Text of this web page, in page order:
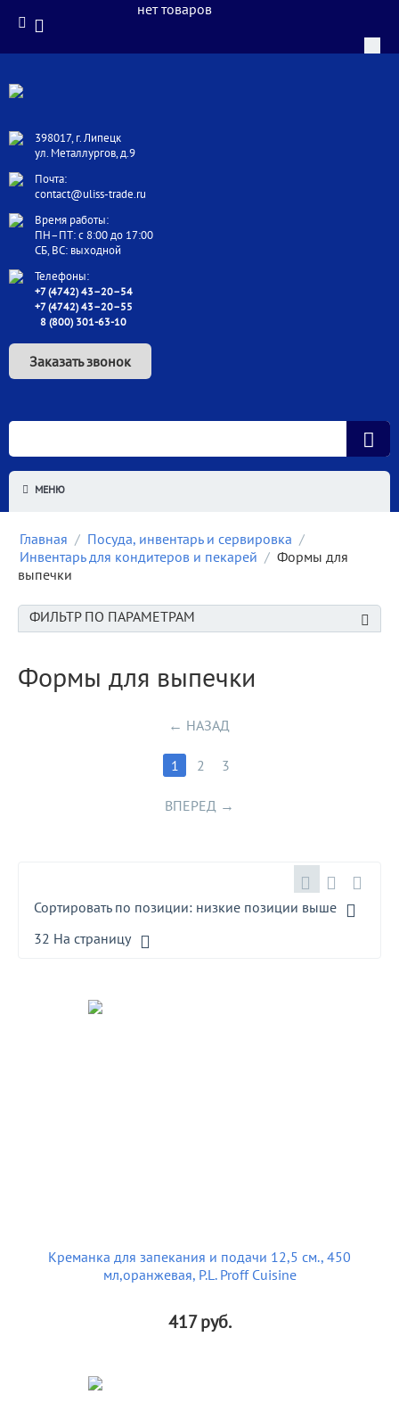
398017, г. Липецк
ул. Металлургов, д.9
Почта:
contact@uliss-trade.ru
Время работы:
ПН–ПТ: с 8:00 до 17:00
СБ, ВС: выходной
Телефоны:
+7 (4742) 43–20–54
+7 (4742) 43–20–55
8 (800) 301-63-10
Заказать звонок
нет товаров
МЕНЮ
Главная / Посуда, инвентарь и сервировка /
Инвентарь для кондитеров и пекарей / Формы для
выпечки
ФИЛЬТР ПО ПАРАМЕТРАМ
Формы для выпечки
НАЗАД
1 2 3
ВПЕРЕД
Сортировать по позиции: низкие позиции выше
32 На страницу
Креманка для запекания и подачи 12,5 см., 450
мл,оранжевая, P.L. Proff Cuisine
417руб.